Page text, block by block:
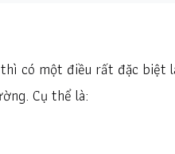
có một điều rất đặc biệt
Cụ thể là: